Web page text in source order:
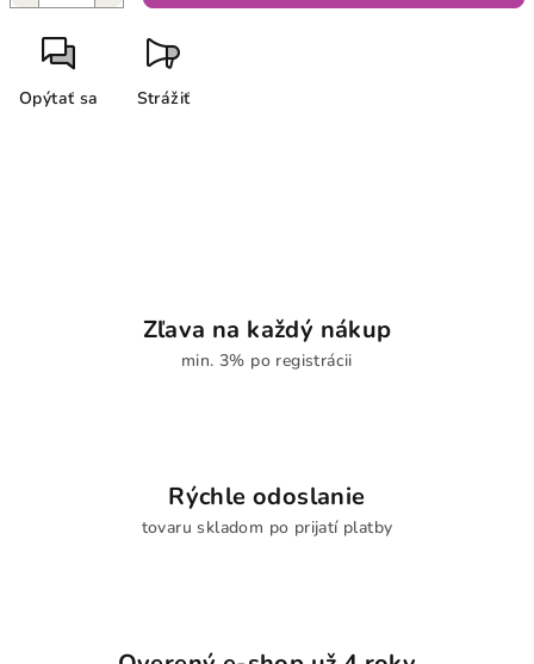
Opýtať sa Strážiť
Zľava na každý nákup
min. 3% po registrácii
Rýchle odoslanie
tovaru skladom po prijatí platby